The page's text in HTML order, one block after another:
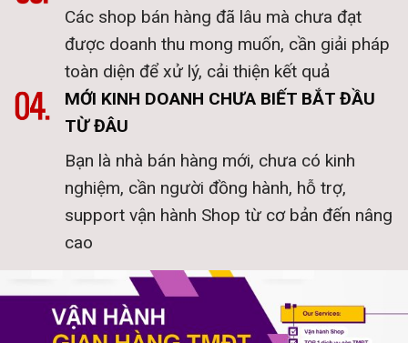
Các shop bán hàng đã lâu mà chưa đạt
được doanh thu mong muốn, cần giải pháp
toàn diện để xử lý, cải thiện kết quả
MỚI KINH DOANH CHƯA BIẾT BẮT ĐẦU
TỪ ĐÂU
Bạn là nhà bán hàng mới, chưa có kinh
nghiệm, cần người đồng hành, hỗ trợ,
support vận hành Shop từ cơ bản đến nâng
cao